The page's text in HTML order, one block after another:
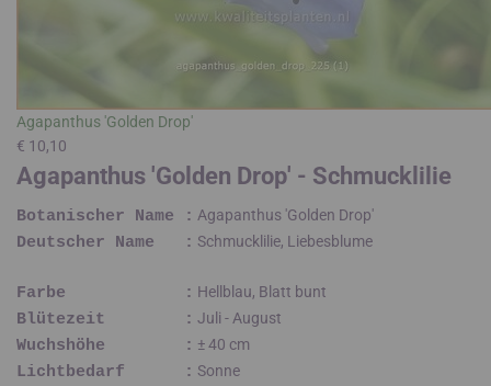
Agapanthus 'Golden Drop'
€ 10,10
Agapanthus 'Golden Drop' - Schmucklilie
Botanischer Name : Agapanthus 'Golden Drop'
Deutscher Name : Schmucklilie, Liebesblume
Farbe : Hellblau, Blatt bunt
Blütezeit : Juli - August
Wuchshöhe : ± 40 cm
Lichtbedarf : Sonne